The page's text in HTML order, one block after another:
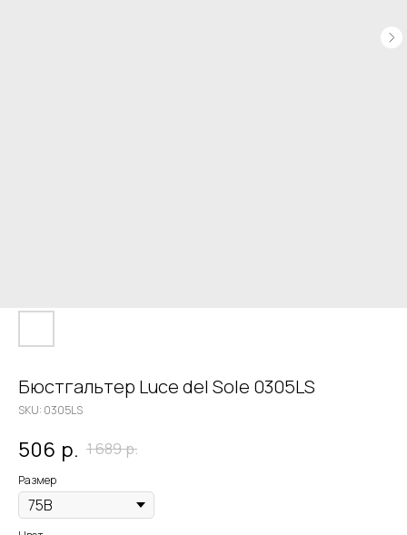
Бюстгальтер Luce del Sole 0305LS
SKU: 0305LS
506 р. 1 689р.
Размер